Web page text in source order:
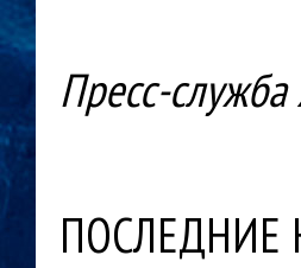
Пресс-
ПОСЛЕДНИЕ